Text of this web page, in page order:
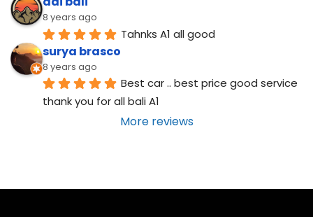
8 years ago
Tahnks A1 all good
surya brasco
8 years ago
Best car .. best price good service
thank you for all bali A1
More reviews